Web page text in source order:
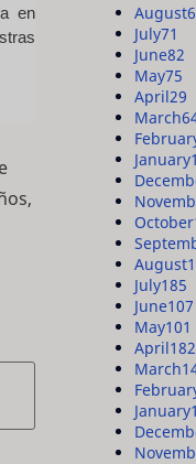
en
August6
July71
June82
May75
April29
March
January
October
August
July185
June107
May101
April182
March
January